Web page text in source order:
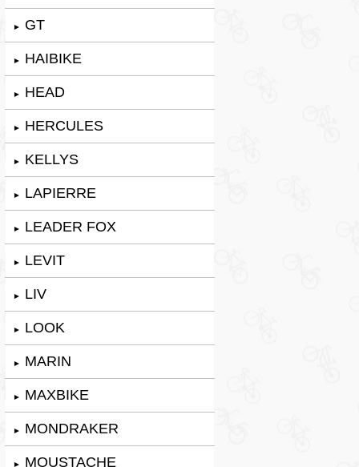
► GT
► HAIBIKE
► HEAD
► HERCULES
► KELLYS
► LAPIERRE
► LEADER FOX
► LEVIT
► LIV
► LOOK
► MARIN
► MAXBIKE
► MONDRAKER
► MOUSTACHE